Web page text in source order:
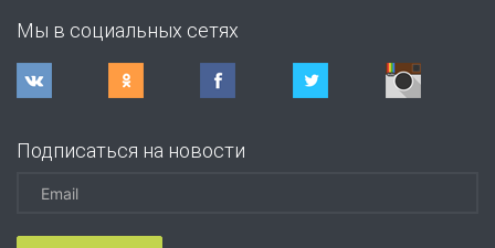
Мы в социальных сетях
Подписаться на новости